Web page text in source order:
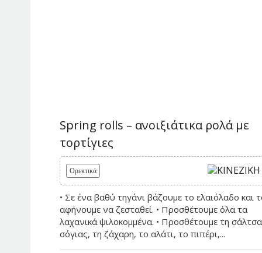
Spring rolls – ανοιξιάτικα ρολά με
τορτίγιες
Ορεκτικά
• Σε ένα βαθύ τηγάνι βάζουμε το ελαιόλαδο και
αφήνουμε να ζεσταθεί. • Προσθέτουμε όλα τα
λαχανικά ψιλοκομμένα. • Προσθέτουμε τη σάλτσα
σόγιας, τη ζάχαρη, το αλάτι, το πιπέρι,...